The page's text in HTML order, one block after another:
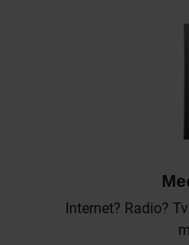
Internet? Radio?